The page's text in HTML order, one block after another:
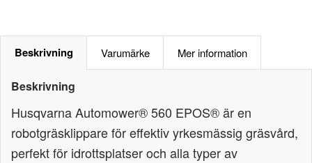
Beskrivning Varumärke Mer information
Beskrivning
Husqvarna Automower® 560 EPOS® är en
robotgräsklippare för effektiv yrkesmässig gräsvård,
perfekt för idrottsplatser och alla typer av